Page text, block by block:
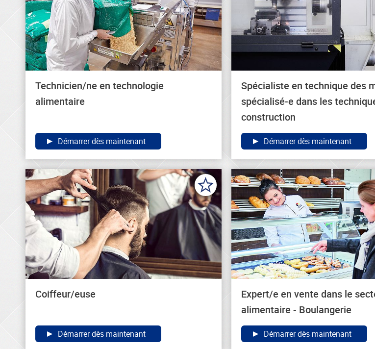
Technicien/ne en technologie
alimentaire
Démarrer dès maintenant
Spécialiste en technique des
spécialisé-e dans les
construction
Démarrer dès maintenant
Coiffeur/euse
Démarrer dès maintenant
Expert/e en vente dans le
alimentaire - Boulangerie
Démarrer dès maintenant